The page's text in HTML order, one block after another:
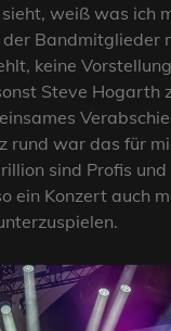
weiß was ich
Bandmitglieder
keine
Steve Hogarth
rund war das für
sind Profis
ein Konzert auch